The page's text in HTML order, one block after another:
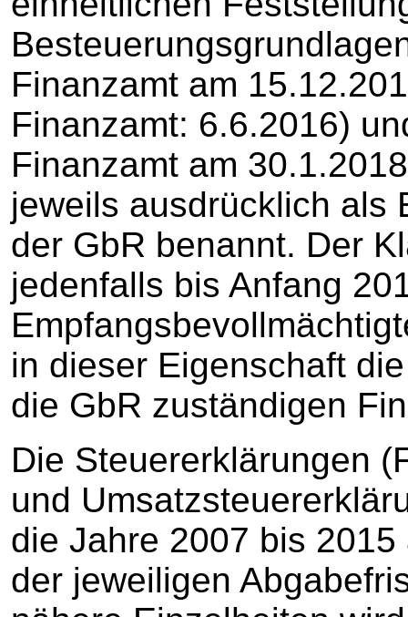
Finanzamt am
Finanzamt: 6.6.2016)
Finanzamt am
jeweils ausdrücklich als
der GbR benannt. Der
jedenfalls bis Anfang
in dieser Eigenschaft
die GbR zuständigen
Die Steuererklärungen
und
die Jahre 2007 bis
der jeweiligen